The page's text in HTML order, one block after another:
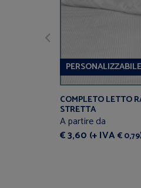
PERSONALIZZABILE
COMPLETO LETTO
STRETTA
A partire da
€ 3,60 (+ IVA€ 0,79